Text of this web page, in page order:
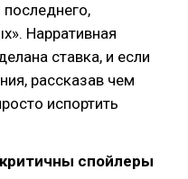
Нарративная
ставка, и если
рассказав чем
испортить
спойлеры